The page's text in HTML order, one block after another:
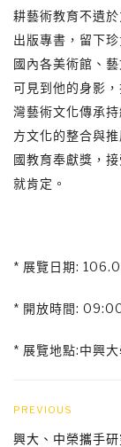
耕藝術教育不遺
出版專書，留下
國內各美術館、
可見到他的身影
灣藝術文化傳承
方文化的整合與
國教育奉獻獎，
就肯定。
* 展覽日期:
* 開放時間:
* 展覽地點:中興
PREVIOUS
興大、中榮攜手